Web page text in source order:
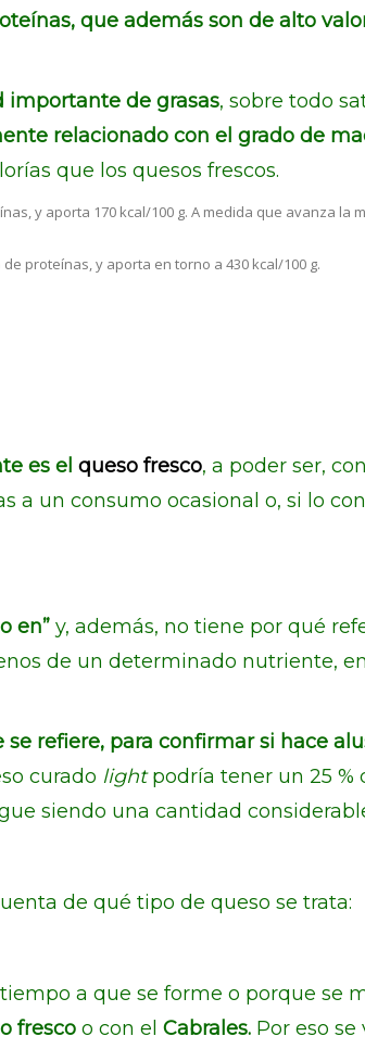
que además son de alto
importante de grasas, sobre todo
relacionado con el grado de
que los quesos frescos.
y aporta 170 kcal/100 g. A medida que avanza
proteínas, y aporta en torno a 430 kcal/100 g.
es el queso fresco, a poder ser,
a un consumo ocasional o, si lo
en” y, además, no tiene por qué
de un determinado nutriente,
refiere, para confirmar si hace
curado lightpodría tener un 25 %
siendo una cantidad
de qué tipo de queso se trata:
a que se forme o porque se
fresco o con el Cabrales. Por eso